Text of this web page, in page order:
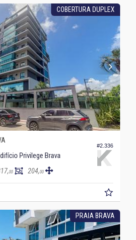
COBERTURA DUPLEX
#2.336
Privilege Brava
00 204,00
PRAIA BRAVA